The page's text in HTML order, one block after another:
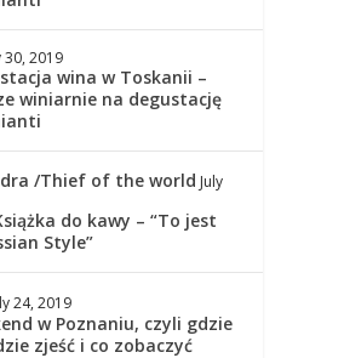
30, 2019
wina w Toskanii –
winiarnie na degustację
/Thief of the world July
do kawy – “To jest
Style”
24, 2019
w Poznaniu, czyli gdzie
zjeść i co zobaczyć